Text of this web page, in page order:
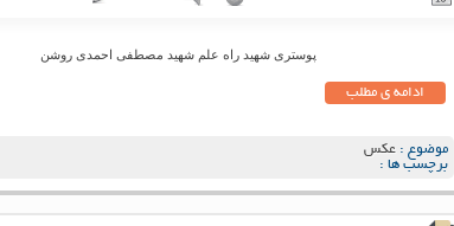
پوستری شهید راه علم شهید مصطفی احمدی روشن
ادامه ی مطلب
موضوع : عکس
برچسب ها :